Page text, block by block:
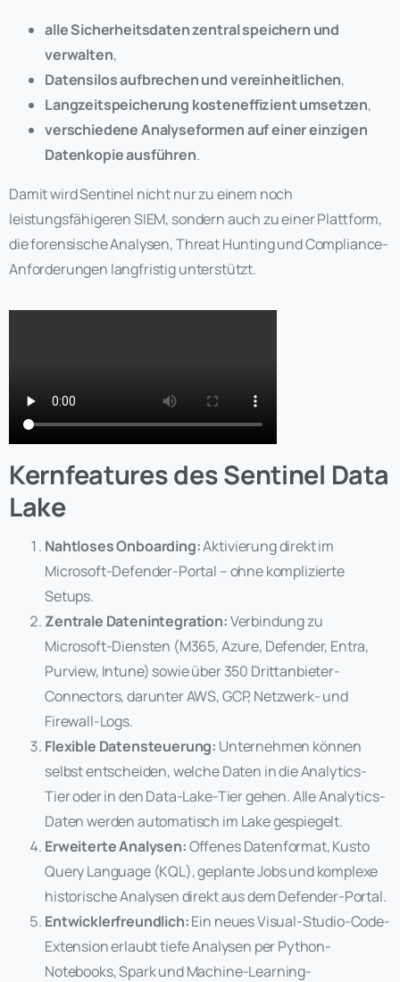
alle Sicherheitsdaten zentral speichern und
verwalten,
Datensilos aufbrechen und vereinheitlichen,
Langzeitspeicherung kosteneffizient umsetzen,
verschiedene Analyseformen auf einer einzigen
Datenkopie ausführen.
Damit wird Sentinel nicht nur zu einem noch
leistungsfähigeren SIEM, sondern auch zu einer Plattform,
die forensische Analysen, Threat Hunting und Compliance-
Anforderungen langfristig unterstützt.
Kernfeatures des Sentinel Data
Lake
Nahtloses Onboarding:Aktivierung direkt im
Microsoft-Defender-Portal – ohne komplizierte
Setups.
Zentrale Datenintegration:Verbindung zu
Microsoft-Diensten (M365, Azure, Defender, Entra,
Purview, Intune) sowie über 350 Drittanbieter-
Connectors, darunter AWS, GCP, Netzwerk- und
Firewall-Logs.
Flexible Datensteuerung: Unternehmen können
selbst entscheiden, welche Daten in die Analytics-
Tier oder in den Data-Lake-Tier gehen. Alle Analytics-
Daten werden automatisch im Lake gespiegelt.
Erweiterte Analysen:Offenes Datenformat, Kusto
Query Language (KQL), geplante Jobs und komplexe
historische Analysen direkt aus dem Defender-Portal.
Entwicklerfreundlich:Ein neues Visual-Studio-Code-
Extension erlaubt tiefe Analysen per Python-
Notebooks, Spark und Machine-Learning-